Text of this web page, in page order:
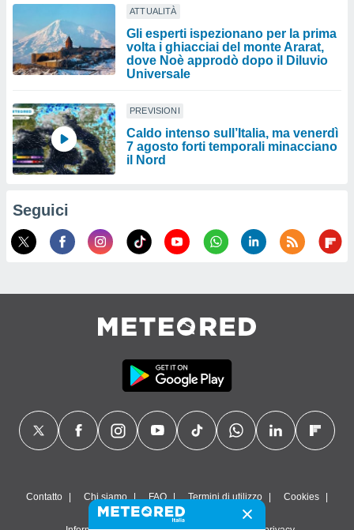
ATTUALITÀ
Gli esperti ispezionano per la prima
volta i ghiacciai del monte Ararat,
dove Noè approdò dopo il Diluvio
Universale
PREVISIONI
Caldo intenso sull’Italia, ma venerdì
7 agosto forti temporali minacciano
il Nord
Seguici
Contatto Chi siamo FAQ Termini di utilizzo Cookies